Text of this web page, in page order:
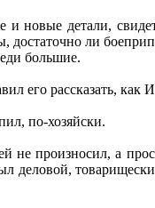
новые детали,
достаточно ли
большие.
его рассказать,
по-хозяйски.
произносил, а
деловой,